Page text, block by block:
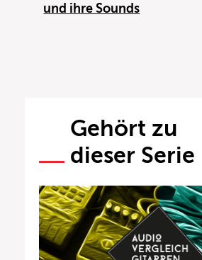
und ihre Sounds
Gehört zu
dieser Serie